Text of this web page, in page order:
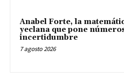
Anabel Forte, la
yeclana que pone
incertidumbre
7 agosto 2026